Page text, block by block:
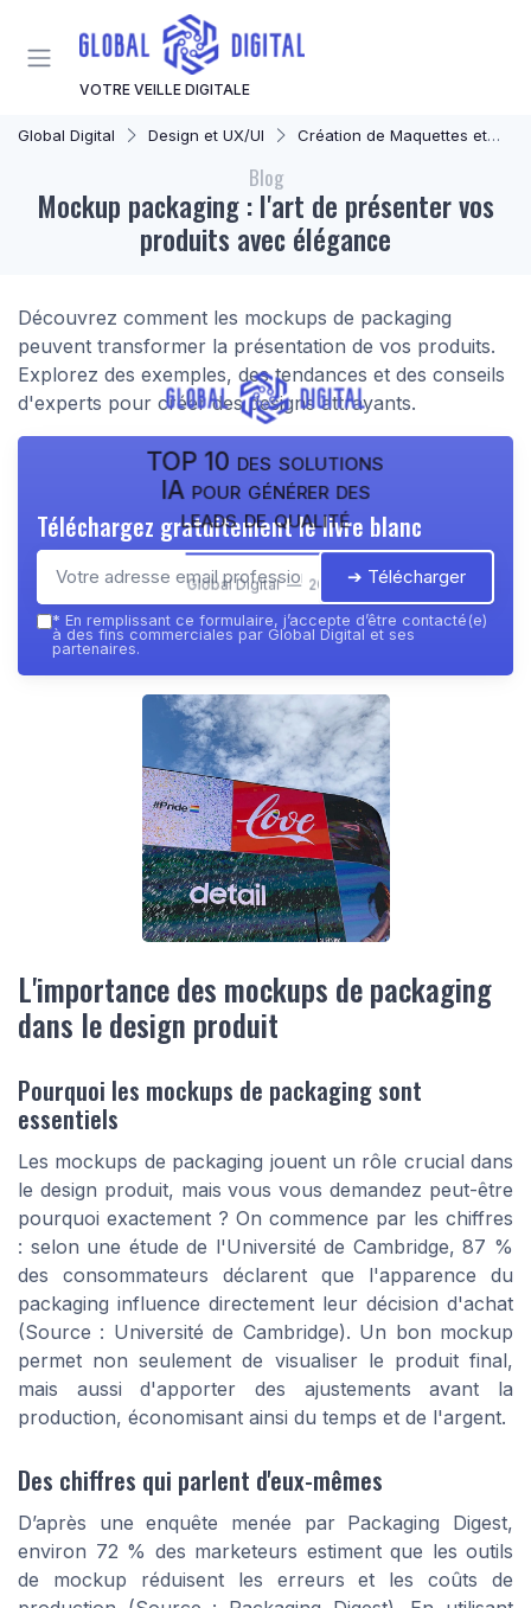
VOTRE VEILLE DIGITALE
Global Digital Design et UX/UI Création de Maquettes et Prototypes
Blog
Mockup packaging : l'art de présenter vos
produits avec élégance
Découvrez comment les mockups de packaging
peuvent transformer la présentation de vos produits.
Explorez des exemples, des tendances et des conseils
d'experts pour créer des designs attrayants.
TOP 10 des solutions
IA pour générer des
leads de qualité
Global Digital — 2026
Téléchargez gratuitement le livre blanc
➔ Télécharger
* En remplissant ce formulaire, j’accepte d’être contacté(e)
à des fins commerciales par Global Digital et ses
partenaires.
L'importance des mockups de packaging
dans le design produit
Pourquoi les mockups de packaging sont
essentiels
Les mockups de packaging jouent un rôle crucial dans
le design produit, mais vous vous demandez peut-être
pourquoi exactement ? On commence par les chiffres
: selon une étude de l'Université de Cambridge, 87 %
des consommateurs déclarent que l'apparence du
packaging influence directement leur décision d'achat
(Source : Université de Cambridge). Un bon mockup
permet non seulement de visualiser le produit final,
mais aussi d'apporter des ajustements avant la
production, économisant ainsi du temps et de l'argent.
Des chiffres qui parlent d'eux-mêmes
D’après une enquête menée par Packaging Digest,
environ 72 % des marketeurs estiment que les outils
de mockup réduisent les erreurs et les coûts de
Panneau de gestion des cookies